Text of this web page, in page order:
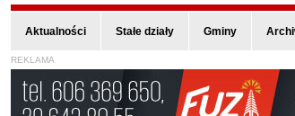
Aktualności Stałe działy Gminy
REKLAMA